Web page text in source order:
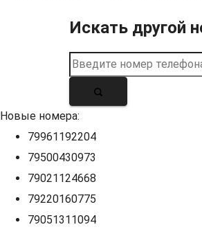
Искать другой
Новые номера:
79961192204
79500430973
79021124668
79220160775
79051311094